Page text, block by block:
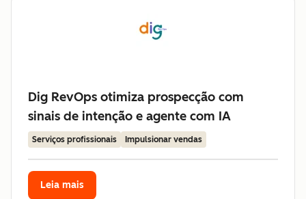
Dig RevOps otimiza prospecção com
sinais de intenção e agente com IA
Serviços profissionais Impulsionar vendas
Leia mais